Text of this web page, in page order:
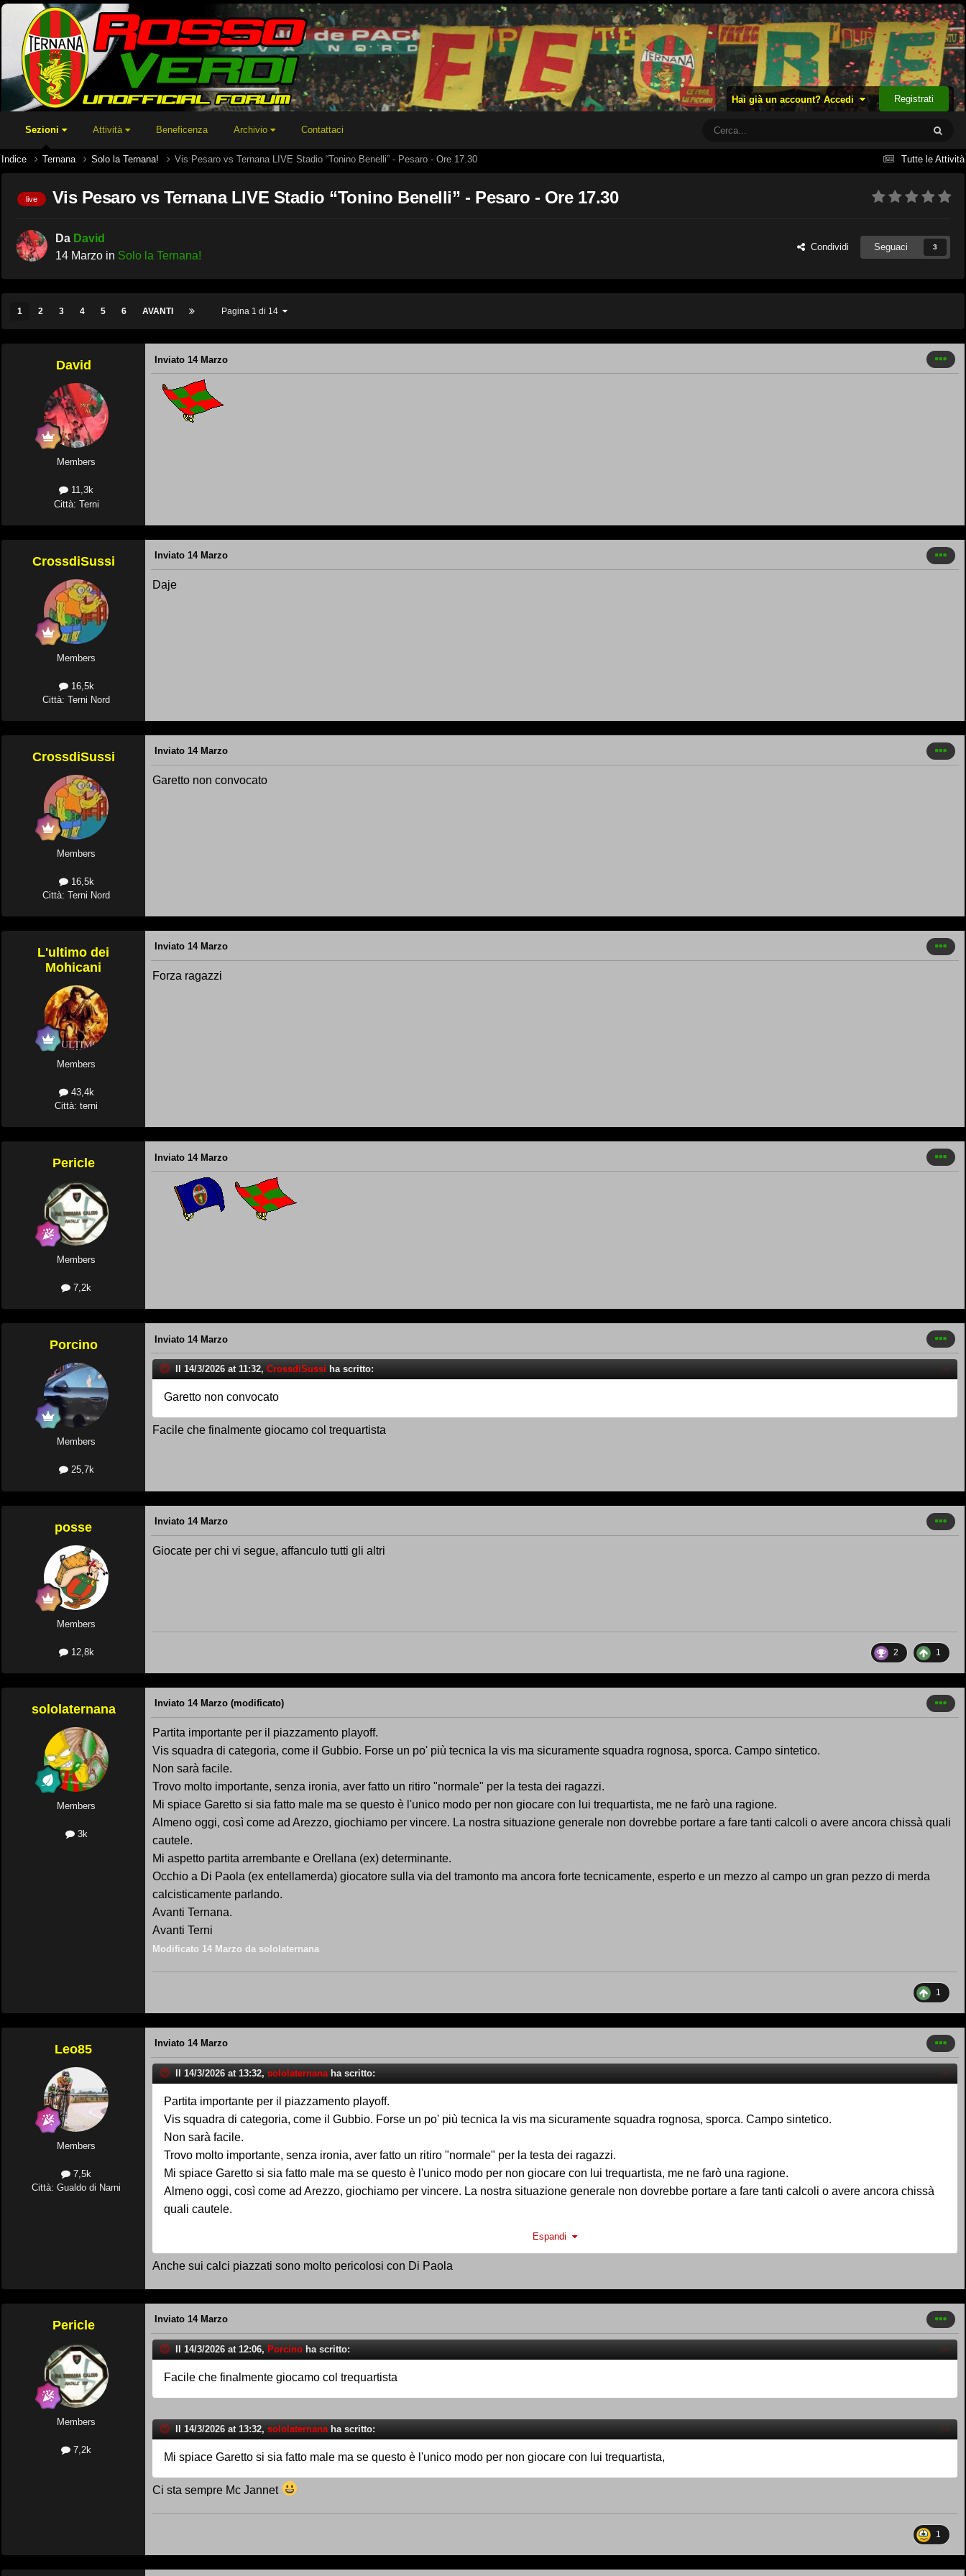
Hai già un account? Accedi Registrati
Sezioni Attività Beneficenza Archivio Contattaci
Tutte le Attività
Indice Ternana Solo la Ternana! Vis Pesaro vs Ternana LIVE Stadio “Tonino Benelli” - Pesaro - Ore 17.30
live Vis Pesaro vs Ternana LIVE Stadio “Tonino Benelli” - Pesaro - Ore 17.30
Da David
14 Marzo in Solo la Ternana!
Condividi Seguaci 3
1 2 3 4 5 6 AVANTI Pagina 1 di 14
David
Members
11,3k
Città: Terni
Inviato 14 Marzo
CrossdiSussi
Members
16,5k
Città: Terni Nord
Inviato 14 Marzo
Daje
CrossdiSussi
Members
16,5k
Città: Terni Nord
Inviato 14 Marzo
Garetto non convocato
L'ultimo dei
Mohicani
Members
43,4k
Città: terni
Inviato 14 Marzo
Forza ragazzi
Pericle
Members
7,2k
Inviato 14 Marzo
Porcino
Members
25,7k
Inviato 14 Marzo
Il 14/3/2026 at 11:32, CrossdiSussi ha scritto:
Garetto non convocato
Facile che finalmente giocamo col trequartista
posse
Members
12,8k
Inviato 14 Marzo
Giocate per chi vi segue, affanculo tutti gli altri
2 1
sololaternana
Members
3k
Inviato 14 Marzo (modificato)
Partita importante per il piazzamento playoff.
Vis squadra di categoria, come il Gubbio. Forse un po' più tecnica la vis ma sicuramente squadra rognosa, sporca. Campo sintetico.
Non sarà facile.
Trovo molto importante, senza ironia, aver fatto un ritiro "normale" per la testa dei ragazzi.
Mi spiace Garetto si sia fatto male ma se questo è l'unico modo per non giocare con lui trequartista, me ne farò una ragione.
Almeno oggi, così come ad Arezzo, giochiamo per vincere. La nostra situazione generale non dovrebbe portare a fare tanti calcoli o avere ancora chissà quali
cautele.
Mi aspetto partita arrembante e Orellana (ex) determinante.
Occhio a Di Paola (ex entellamerda) giocatore sulla via del tramonto ma ancora forte tecnicamente, esperto e un mezzo al campo un gran pezzo di merda
calcisticamente parlando.
Avanti Ternana.
Avanti Terni
Modificato 14 Marzo da sololaternana
1
Leo85
Members
7,5k
Città: Gualdo di Narni
Inviato 14 Marzo
Il 14/3/2026 at 13:32, sololaternana ha scritto:
Partita importante per il piazzamento playoff.
Vis squadra di categoria, come il Gubbio. Forse un po' più tecnica la vis ma sicuramente squadra rognosa, sporca. Campo sintetico.
Non sarà facile.
Trovo molto importante, senza ironia, aver fatto un ritiro "normale" per la testa dei ragazzi.
Mi spiace Garetto si sia fatto male ma se questo è l'unico modo per non giocare con lui trequartista, me ne farò una ragione.
Almeno oggi, così come ad Arezzo, giochiamo per vincere. La nostra situazione generale non dovrebbe portare a fare tanti calcoli o avere ancora chissà
quali cautele.
Occhio a Di Paola (ex entellamerda) giocatore sulla via del tramonto ma ancora forte tecnicamente, esperto e un mezzo al campo un gran pezzo di merda
calcisticamente parlando.
Espandi
Anche sui calci piazzati sono molto pericolosi con Di Paola
Pericle
Members
7,2k
Inviato 14 Marzo
Il 14/3/2026 at 12:06, Porcino ha scritto:
Facile che finalmente giocamo col trequartista
Il 14/3/2026 at 13:32, sololaternana ha scritto:
Mi spiace Garetto si sia fatto male ma se questo è l'unico modo per non giocare con lui trequartista,
Ci sta sempre Mc Jannet
1